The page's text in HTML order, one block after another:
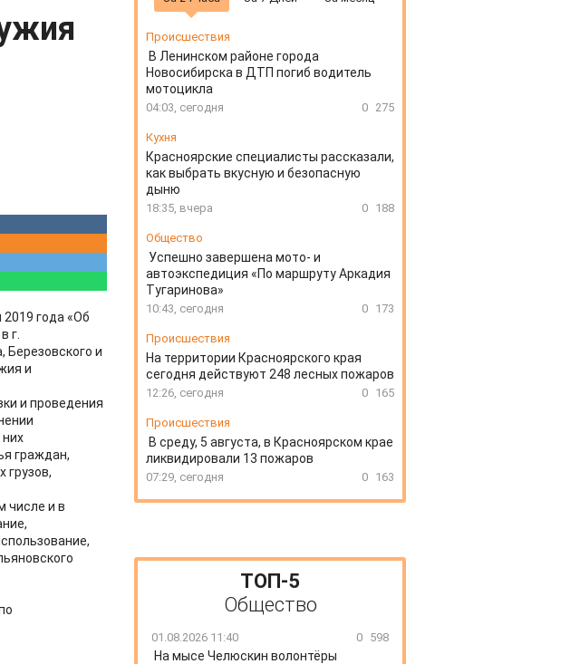
года «Об
г.
Березовского и
и
и проведения
граждан,
грузов,
числе и в
Происшествия
В Ленинском районе города
Новосибирска в ДТП погиб водитель
мотоцикла
04:03, сегодня 0 275
Кухня
Красноярские специалисты рассказали,
как выбрать вкусную и безопасную
дыню
18:35, вчера 0 188
Общество
Успешно завершена мото- и
автоэкспедиция «По маршруту Аркадия
Тугаринова»
10:43, сегодня 0 173
Происшествия
На территории Красноярского края
сегодня действуют 248 лесных пожаров
12:26, сегодня 0 165
Происшествия
В среду, 5 августа, в Красноярском крае
ликвидировали 13 пожаров
07:29, сегодня 0 163
ТОП-5
Общество
01.08.2026 11:40 0 598
На мысе Челюскин волонтёры